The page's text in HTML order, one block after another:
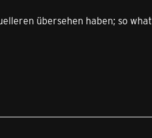
übersehen haben; so what